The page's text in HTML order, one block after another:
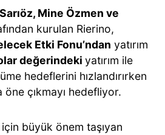
Mine Özmen ve
kurulan Rierino,
Etki Fonu’ndan yatırım
değerindeki yatırım ile
hedeflerini hızlandırırken
çıkmayı hedefliyor.
büyük önem taşıyan